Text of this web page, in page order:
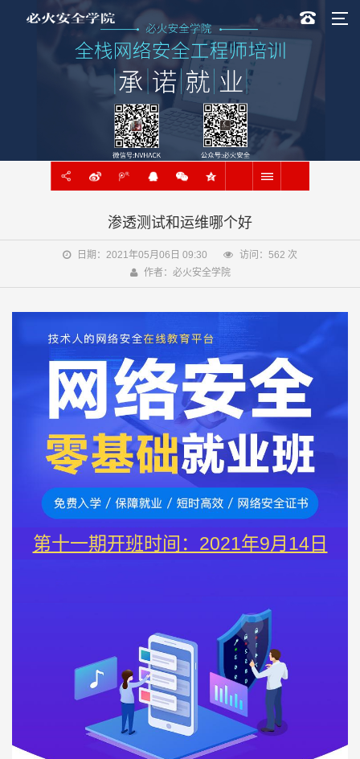
渗透测试和运维哪个好
日期：2021年05月06日 09:30 访问： 562 次
作者：必火安全学院
第十一期开班时间：2021年9月14日